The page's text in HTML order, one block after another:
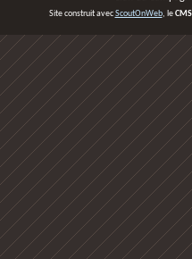
Site construit avecScoutOnWeb, le